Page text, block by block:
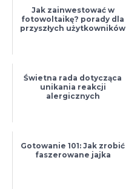
Jak zainwestować w
fotowoltaikę? porady dla
przyszłych użytkowników
Świetna rada dotycząca
unikania reakcji
alergicznych
Gotowanie 101: Jak zrobić
faszerowane jajka